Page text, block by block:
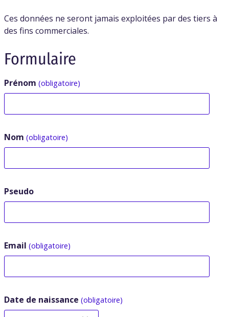
Ces données ne seront jamais exploitées par des tiers à
des fins commerciales.
Formulaire
Prénom (obligatoire)
Nom (obligatoire)
Pseudo
Email (obligatoire)
Date de naissance (obligatoire)